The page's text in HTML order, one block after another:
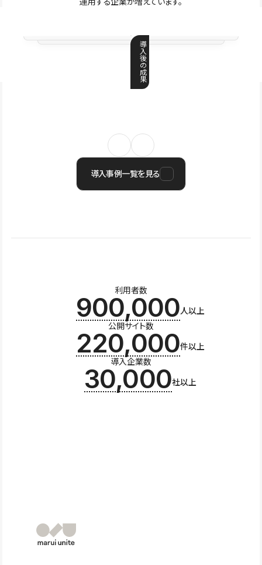
導
入
後
の
成
果
導入事例一覧を見る
利用者数
900,000人以上
公開サイト数
220,000件以上
導入企業数
30,000社以上